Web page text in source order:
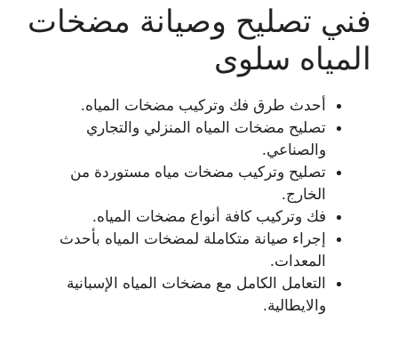
فني تصليح وصيانة مضخات
المياه سلوى
أحدث طرق فك وتركيب مضخات المياه.
تصليح مضخات المياه المنزلي والتجاري
والصناعي.
تصليح وتركيب مضخات مياه مستوردة من
الخارج.
فك وتركيب كافة أنواع مضخات المياه.
إجراء صيانة متكاملة لمضخات المياه بأحدث
المعدات.
التعامل الكامل مع مضخات المياه الإسبانية
والايطالية.